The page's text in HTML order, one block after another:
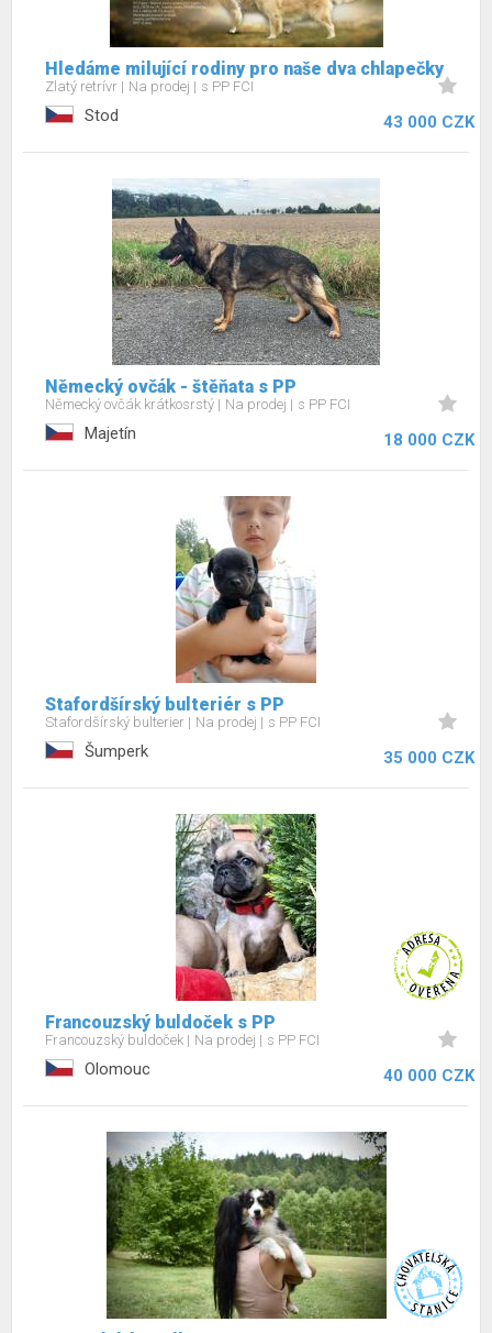
Hledáme milující rodiny pro naše dva chlapečky
Zlatý retrívr Na prodej s PP FCI
Stod 43 000 CZK
Německý ovčák - štěňata s PP
Německý ovčák krátkosrstý Na prodej s PP FCI
Majetín 18 000 CZK
Stafordšírský bulteriér s PP
Stafordšírský bulterier Na prodej s PP FCI
Šumperk 35 000 CZK
Francouzský buldoček s PP
Francouzský buldoček Na prodej s PP FCI
Olomouc 40 000 CZK